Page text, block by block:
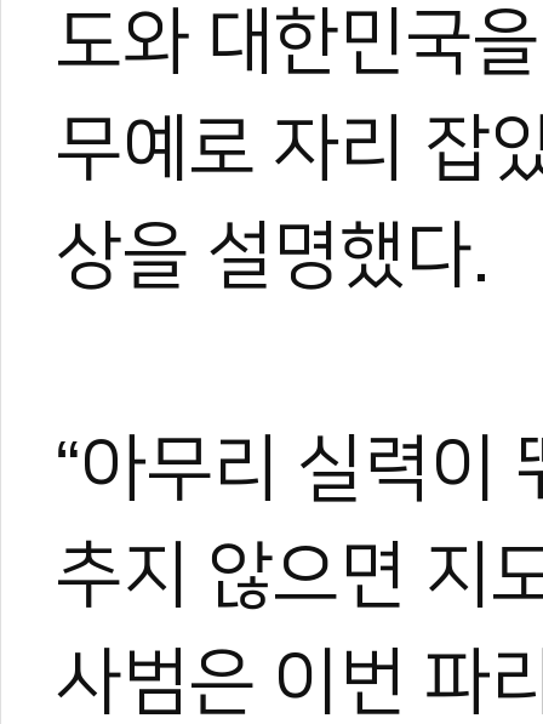
도와 대한민국
무예로 자리 잡
상을 설명했다.
“아무리 실력이
추지 않으면 지
사범은 이번 파